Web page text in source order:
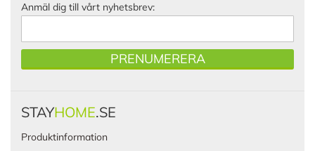
Anmäl dig till vårt nyhetsbrev:
PRENUMERERA
STAYHOME.SE
Produktinformation